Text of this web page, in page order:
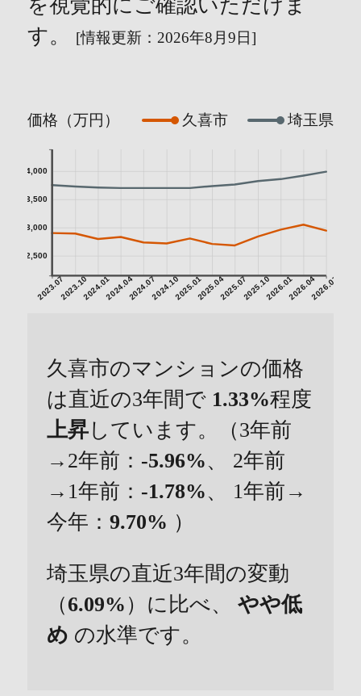
を視覚的にご確認いただけま
す。
[情報更新：2026年8月9日]
価格（万円） 久喜市 埼玉県
2023.072023.102024.012024.042024.072024.102025.012025.042025.072025.102026.012026.042026.07
2,500
3,000
3,500
4,000
久喜市のマンションの価格
は直近の3年間で 1.33%程度
上昇しています。（3年前
→2年前： -5.96%、 2年前
→1年前： -1.78%、 1年前→
今年： 9.70% ）
埼玉県の直近3年間の変動
（6.09% ）に比べ、
やや低
め の水準です。